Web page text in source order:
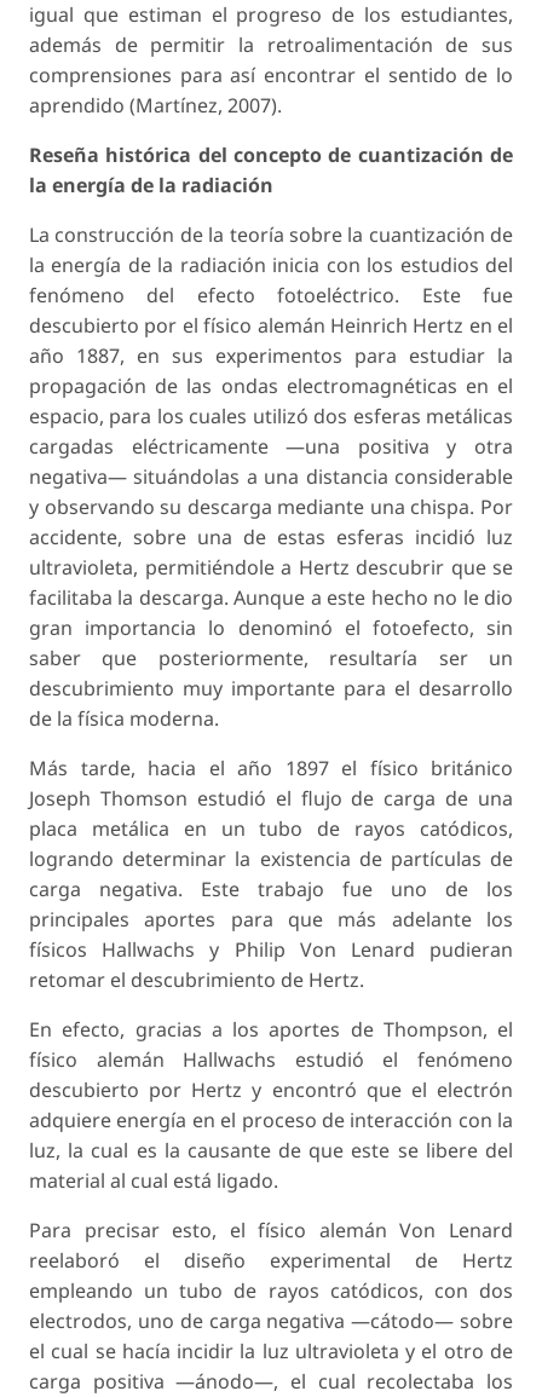
igual que estiman el progreso de los estudiantes,
además de permitir la retroalimentación de sus
comprensiones para así encontrar el sentido de lo
aprendido (Martínez, 2007).
Reseña histórica del concepto de cuantización de
la energía de la radiación
La construcción de la teoría sobre la cuantización de
la energía de la radiación inicia con los estudios del
fenómeno del efecto fotoeléctrico. Este fue
descubierto por el físico alemán Heinrich Hertz en el
año 1887, en sus experimentos para estudiar la
propagación de las ondas electromagnéticas en el
espacio, para los cuales utilizó dos esferas metálicas
cargadas eléctricamente —una positiva y otra
negativa— situándolas a una distancia considerable
y observando su descarga mediante una chispa. Por
accidente, sobre una de estas esferas incidió luz
ultravioleta, permitiéndole a Hertz descubrir que se
facilitaba la descarga. Aunque a este hecho no le dio
gran importancia lo denominó el fotoefecto, sin
saber que posteriormente, resultaría ser un
descubrimiento muy importante para el desarrollo
de la física moderna.
Más tarde, hacia el año 1897 el físico británico
Joseph Thomson estudió el flujo de carga de una
placa metálica en un tubo de rayos catódicos,
logrando determinar la existencia de partículas de
carga negativa. Este trabajo fue uno de los
principales aportes para que más adelante los
físicos Hallwachs y Philip Von Lenard pudieran
retomar el descubrimiento de Hertz.
En efecto, gracias a los aportes de Thompson, el
físico alemán Hallwachs estudió el fenómeno
descubierto por Hertz y encontró que el electrón
adquiere energía en el proceso de interacción con la
luz, la cual es la causante de que este se libere del
material al cual está ligado.
Para precisar esto, el físico alemán Von Lenard
reelaboró el diseño experimental de Hertz
empleando un tubo de rayos catódicos, con dos
electrodos, uno de carga negativa —cátodo— sobre
el cual se hacía incidir la luz ultravioleta y el otro de
carga positiva —ánodo—, el cual recolectaba los